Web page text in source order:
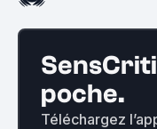
poche.
Téléchargez